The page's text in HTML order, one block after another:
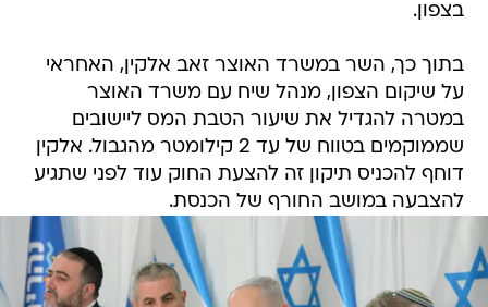
בצפון.
בתוך כך, השר במשרד האוצר זאב אלקין, האחראי
על שיקום הצפון, מנהל שיח עם משרד האוצר
במטרה להגדיל את שיעור הטבת המס ליישובים
שממוקמים בטווח של עד 2 קילומטר מהגבול. אלקין
דוחף להכניס תיקון זה להצעת החוק עוד לפני שתגיע
להצבעה במושב החורף של הכנסת.